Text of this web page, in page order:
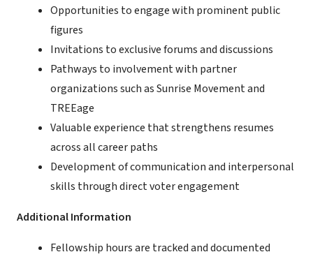
Opportunities to engage with prominent public
figures
Invitations to exclusive forums and discussions
Pathways to involvement with partner
organizations such as Sunrise Movement and
TREEage
Valuable experience that strengthens resumes
across all career paths
Development of communication and interpersonal
skills through direct voter engagement
Additional Information
Fellowship hours are tracked and documented